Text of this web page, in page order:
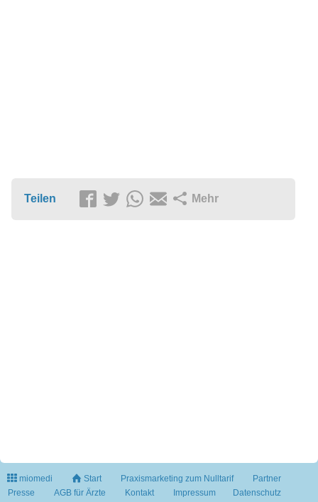
Teilen Mehr
miomedi Start Praxismarketing zum Nulltarif
Partner
Presse
AGB für Ärzte Kontakt Impressum Datenschutz